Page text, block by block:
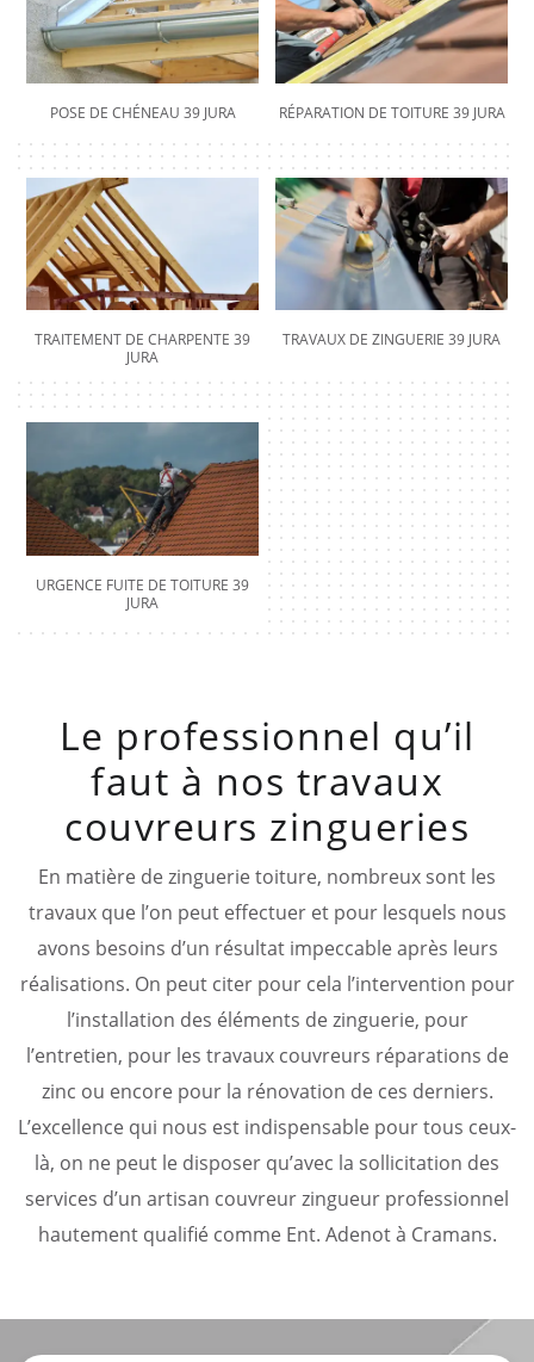
POSE DE CHÉNEAU 39 JURA RÉPARATION DE TOITURE 39 JURA
TRAITEMENT DE CHARPENTE 39
JURA
TRAVAUX DE ZINGUERIE 39 JURA
URGENCE FUITE DE TOITURE 39
JURA
Le professionnel qu’il
faut à nos travaux
couvreurs zingueries
En matière de zinguerie toiture, nombreux sont les
travaux que l’on peut effectuer et pour lesquels nous
avons besoins d’un résultat impeccable après leurs
réalisations. On peut citer pour cela l’intervention pour
l’installation des éléments de zinguerie, pour
l’entretien, pour les travaux couvreurs réparations de
zinc ou encore pour la rénovation de ces derniers.
L’excellence qui nous est indispensable pour tous ceux-
là, on ne peut le disposer qu’avec la sollicitation des
services d’un artisan couvreur zingueur professionnel
hautement qualifié comme Ent. Adenot à Cramans.